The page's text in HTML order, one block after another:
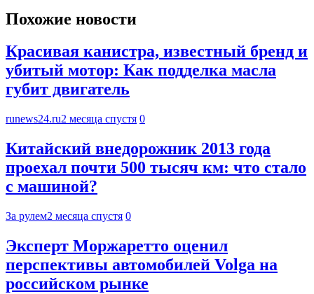
Похожие новости
Красивая канистра, известный бренд и
убитый мотор: Как подделка масла
губит двигатель
runews24.ru2 месяца спустя 0
Китайский внедорожник 2013 года
проехал почти 500 тысяч км: что стало
с машиной?
За рулем2 месяца спустя 0
Эксперт Моржаретто оценил
перспективы автомобилей Volga на
российском рынке